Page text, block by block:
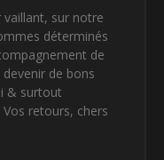
sur notre
déterminés
de
devenir de bons
& surtout
Vos retours, chers